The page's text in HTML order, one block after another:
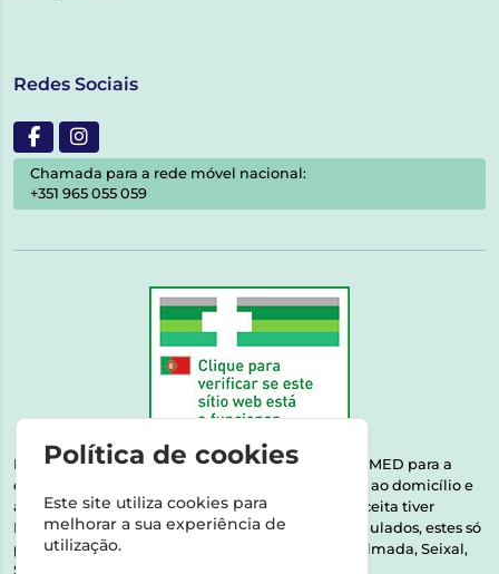
Redes Sociais
Chamada para a rede móvel nacional:
+351 965 055 059
Esta farmácia encontra-se autorizada pelo INFARMED para a
dispensa de medicamentos e produtos de saúde ao domicílio e
através da internet. Medicamentos | Se na sua receita tiver
MSRM, MNSRM, MSRMV ou Medicamentos Manipulados, estes só
podem ser entregues nos seguintes concelhos: Almada, Seixal,
Sesimbra, Oeiras e Lisboa.
Política de cookies
Este site utiliza cookies para
melhorar a sua experiência de
utilização.